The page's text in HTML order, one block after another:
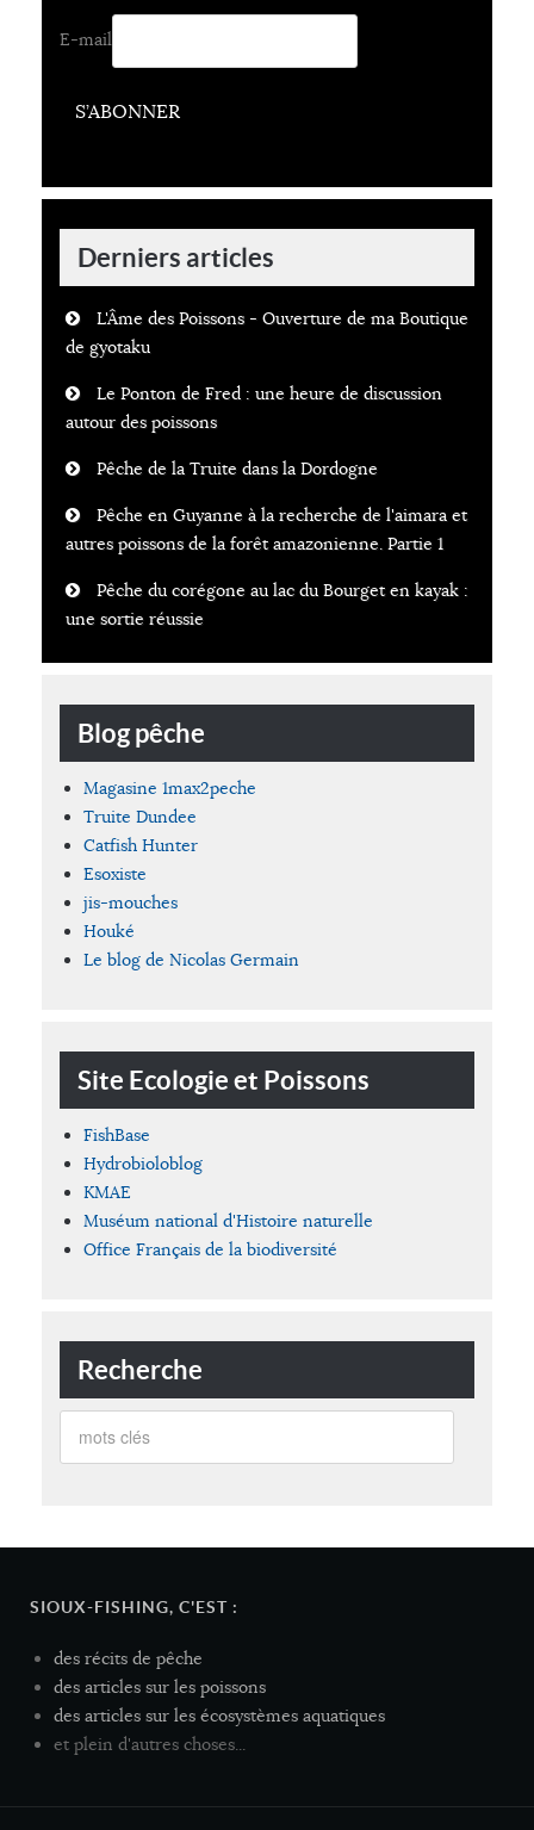
E-mail
S’ABONNER
Derniers articles
L'Âme des Poissons - Ouverture de ma Boutique
de gyotaku
Le Ponton de Fred : une heure de discussion
autour des poissons
Pêche de la Truite dans la Dordogne
Pêche en Guyanne à la recherche de l'aimara et
autres poissons de la forêt amazonienne. Partie 1
Pêche du corégone au lac du Bourget en kayak :
une sortie réussie
Blog pêche
Magasine 1max2peche
Truite Dundee
Catfish Hunter
Esoxiste
jis-mouches
Houké
Le blog de Nicolas Germain
Site Ecologie et Poissons
FishBase
Hydrobioloblog
KMAE
Muséum national d'Histoire naturelle
Office Français de la biodiversité
Recherche
SIOUX-FISHING, C'EST :
des récits de pêche
des articles sur les poissons
des articles sur les écosystèmes aquatiques
et plein d'autres choses...